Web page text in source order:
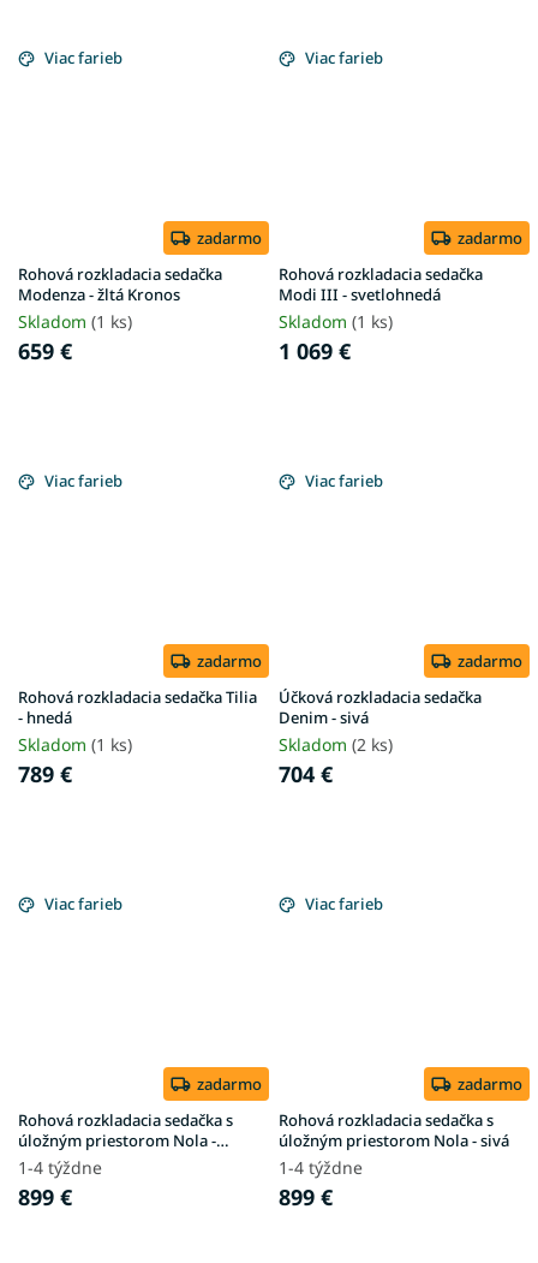
Viac farieb
zadarmo
Rohová rozkladacia sedačka
Modenza - žltá Kronos
Skladom (1 ks)
659 €
Viac farieb
zadarmo
Rohová rozkladacia sedačka
Modi III - svetlohnedá
Skladom (1 ks)
1 069 €
Viac farieb
zadarmo
Rohová rozkladacia sedačka Tilia
- hnedá
Skladom (1 ks)
789 €
Viac farieb
zadarmo
Účková rozkladacia sedačka
Denim - sivá
Skladom (2 ks)
704 €
Viac farieb
zadarmo
Rohová rozkladacia sedačka s
úložným priestorom Nola -
hnedá
1-4 týždne
899 €
Viac farieb
zadarmo
Rohová rozkladacia sedačka s
úložným priestorom Nola - sivá
1-4 týždne
899 €